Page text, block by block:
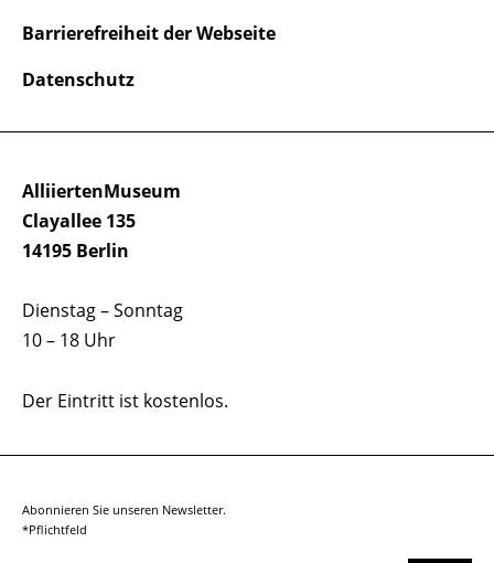
AlliiertenMuseum
Clayallee 135
14195 Berlin
Dienstag – Sonntag
10 – 18 Uhr
Der Eintritt ist kostenlos.
Barrierefreiheit der Webseite
Datenschutz
Abonnieren Sie unseren Newsletter.
*Pflichtfeld